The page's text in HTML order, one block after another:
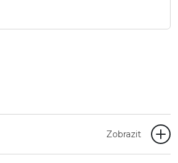
Zobrazit